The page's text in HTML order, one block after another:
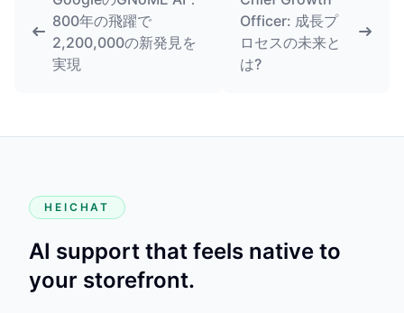
800年の飛躍で
2,200,000の新発見を
実現
Officer: 成長プ
ロセスの未来と
は?
HEICHAT
AI support that feels native to
your storefront.